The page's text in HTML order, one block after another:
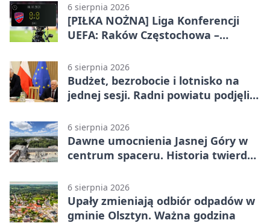
6 sierpnia 2026
[PIŁKA NOŻNA] Liga Konferencji
UEFA: Raków Częstochowa –
meczu III rundy eliminacji
6 sierpnia 2026
Budżet, bezrobocie i lotnisko na
jednej sesji. Radni powiatu podjęli
6 sierpnia 2026
Dawne umocnienia Jasnej Góry w
centrum spaceru. Historia twierdzy
6 sierpnia 2026
Upały zmieniają odbiór odpadów w
gminie Olsztyn. Ważna godzina